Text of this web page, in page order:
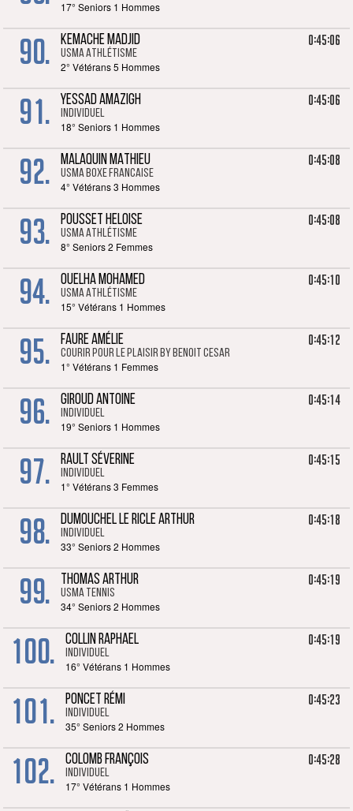
17° Seniors 1 Hommes
90. KEMACHE MADJID
USMA Athlétisme
2° Vétérans 5 Hommes
0:45:06
91. YESSAD AMAZIGH
Individuel
18° Seniors 1 Hommes
0:45:06
92. MALAQUIN MATHIEU
USMA BOXE FRANCAISE
4° Vétérans 3 Hommes
0:45:08
93. POUSSET HELOISE
USMA Athlétisme
8° Seniors 2 Femmes
0:45:08
94. OUELHA MOHAMED
USMA Athlétisme
15° Vétérans 1 Hommes
0:45:10
95. FAURE AMÉLIE
Courir pour le plaisir by Benoit Cesar
1° Vétérans 1 Femmes
0:45:12
96. GIROUD ANTOINE
Individuel
19° Seniors 1 Hommes
0:45:14
97. RAULT SÉVERINE
Individuel
1° Vétérans 3 Femmes
0:45:15
98. DUMOUCHEL LE RICLE ARTHUR
Individuel
33° Seniors 2 Hommes
0:45:18
99. THOMAS ARTHUR
USMA Tennis
34° Seniors 2 Hommes
0:45:19
100. COLLIN RAPHAEL
Individuel
16° Vétérans 1 Hommes
0:45:19
101. PONCET RÉMI
Individuel
35° Seniors 2 Hommes
0:45:23
102. COLOMB FRANÇOIS
Individuel
17° Vétérans 1 Hommes
0:45:28